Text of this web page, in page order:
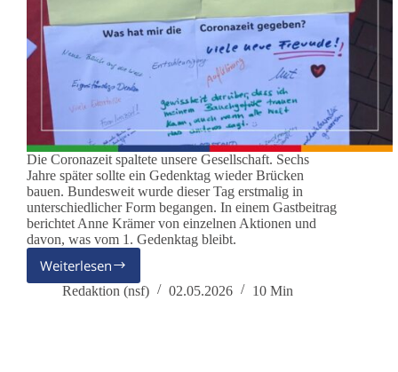
Die Coronazeit spaltete unsere Gesellschaft. Sechs
Jahre später sollte ein Gedenktag wieder Brücken
bauen. Bundesweit wurde dieser Tag erstmalig in
unterschiedlicher Form begangen. In einem Gastbeitrag
berichtet Anne Krämer von einzelnen Aktionen und
davon, was vom 1. Gedenktag bleibt.
Weiterlesen
Kann
Versöhnung
Redaktion (nsf) 02.05.2026 10 Min